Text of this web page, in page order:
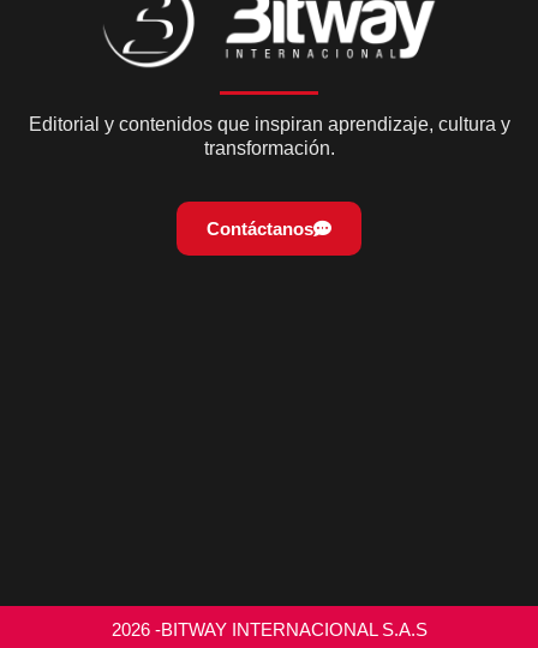
Editorial y contenidos que inspiran aprendizaje, cultura y
transformación.
Contáctanos
2026 -BITWAY INTERNACIONAL S.A.S